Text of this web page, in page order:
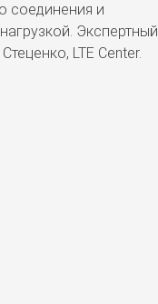
соединения и
Экспертный
LTE Center.